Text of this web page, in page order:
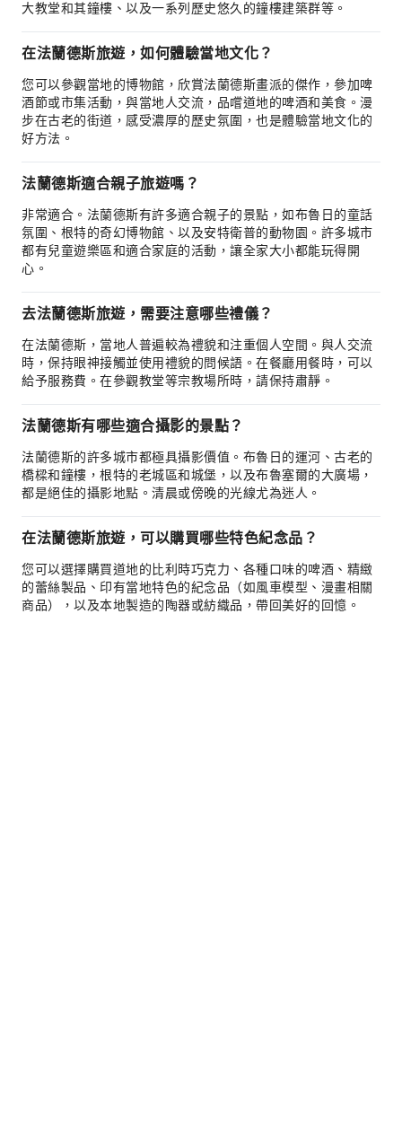
大教堂和其鐘樓、以及一系列歷史悠久的鐘樓建築群等。
在法蘭德斯旅遊，如何體驗當地文化？
您可以參觀當地的博物館，欣賞法蘭德斯畫派的傑作，參加啤
酒節或市集活動，與當地人交流，品嚐道地的啤酒和美食。漫
步在古老的街道，感受濃厚的歷史氛圍，也是體驗當地文化的
好方法。
法蘭德斯適合親子旅遊嗎？
非常適合。法蘭德斯有許多適合親子的景點，如布魯日的童話
氛圍、根特的奇幻博物館、以及安特衛普的動物園。許多城市
都有兒童遊樂區和適合家庭的活動，讓全家大小都能玩得開
心。
去法蘭德斯旅遊，需要注意哪些禮儀？
在法蘭德斯，當地人普遍較為禮貌和注重個人空間。與人交流
時，保持眼神接觸並使用禮貌的問候語。在餐廳用餐時，可以
給予服務費。在參觀教堂等宗教場所時，請保持肅靜。
法蘭德斯有哪些適合攝影的景點？
法蘭德斯的許多城市都極具攝影價值。布魯日的運河、古老的
橋樑和鐘樓，根特的老城區和城堡，以及布魯塞爾的大廣場，
都是絕佳的攝影地點。清晨或傍晚的光線尤為迷人。
在法蘭德斯旅遊，可以購買哪些特色紀念品？
您可以選擇購買道地的比利時巧克力、各種口味的啤酒、精緻
的蕾絲製品、印有當地特色的紀念品（如風車模型、漫畫相關
商品），以及本地製造的陶器或紡織品，帶回美好的回憶。